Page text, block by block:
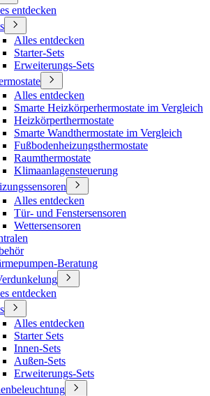
entdecken
Alles entdecken
Starter-Sets
Erweiterungs-Sets
Alles entdecken
Smarte Heizkörperhermostate im Vergleich
Heizkörperthermostate
Smarte Wandthermostate im Vergleich
Fußbodenheizungsthermostate
Raumthermostate
Klimaanlagensteuerung
Alles entdecken
Tür- und Fenstersensoren
Wettersensoren
Beratung
entdecken
Alles entdecken
Starter Sets
Innen-Sets
Außen-Sets
Erweiterungs-Sets